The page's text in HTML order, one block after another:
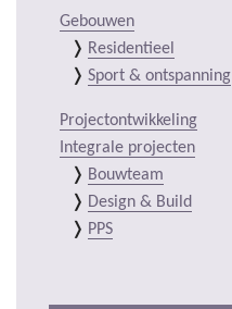
Gebouwen
Residentieel
Sport & ontspanning
Projectontwikkeling
Integrale projecten
Bouwteam
Design & Build
PPS